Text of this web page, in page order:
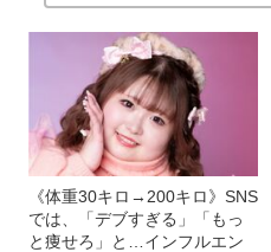
《体重30キロ→200キロ》SNS
では、「デブすぎる」「もっ
と痩せろ」と…インフルエン